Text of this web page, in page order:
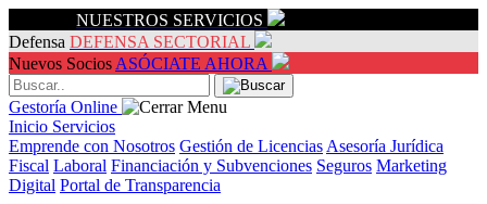
NUESTROS SERVICIOS
Defensa DEFENSA SECTORIAL
Nuevos Socios ASÓCIATE AHORA
Gestoría Online
Inicio Servicios
Emprende con Nosotros Gestión de Licencias Asesoría Jurídica
Fiscal Laboral Financiación y Subvenciones Seguros Marketing
Digital Portal de Transparencia